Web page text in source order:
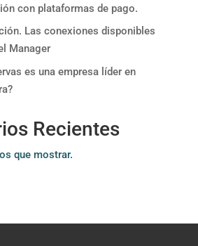
con plataformas de pago.
Las conexiones disponibles
Manager
es una empresa líder en
Recientes
que mostrar.